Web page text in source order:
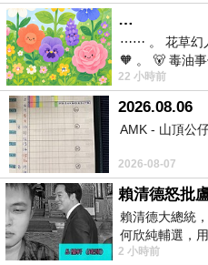
如我
只能從字裡行間
想像體會
…
⋯⋯ 。 花草幻
🧡 。 🐻 毒油
前天購買了我之
22 小時前
2026.08.06
AMK - 山頂公
2026-08-07
賴清德怒批
賴清德大總統
何欣純輔選，
罵她施政滿意
2 小時前